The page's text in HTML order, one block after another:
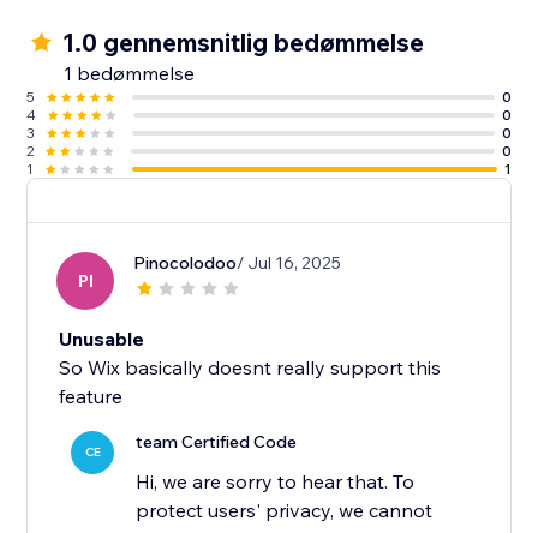
1.0 gennemsnitlig bedømmelse
1 bedømmelse
5
0
4
0
3
0
2
0
1
1
PI
Pinocolodoo/ Jul 16, 2025
Unusable
So Wix basically doesnt really support this
feature
CE team Certified Code
Hi, we are sorry to hear that. To
protect users' privacy, we cannot